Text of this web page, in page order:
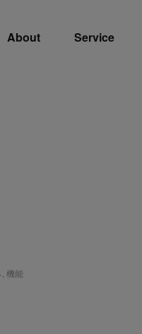
About Service
機能